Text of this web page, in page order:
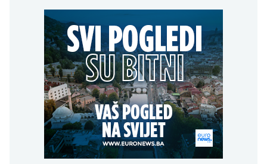
AKTUELNO
Požar se širi Bijeljinom,
zatvorena obilaznica
Plan da se u Crnoj Gori
prave centri za prihvat
migranata? Spajić:
Nismo vodili pregovore
godišnjicu atomskog
na ukidanje nuklearnog
oružja
FOKUS
Žedni za novcem: Koje bi
nove poreze EU mogla
uvesti od 2028. godine?
spektakl “Brechtovi
TEHNOLOGIJA
Dio rakete SpaceX
velikom brzinom pada
na Mjesec
TEHNOLOGIJA